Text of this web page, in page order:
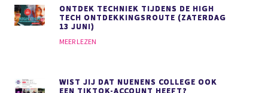
ONTDEK TECHNIEK TIJDENS DE HIGH
TECH ONTDEKKINGSROUTE (ZATERDAG
13 JUNI)
MEER LEZEN
WIST JIJ DAT NUENENS COLLEGE OOK